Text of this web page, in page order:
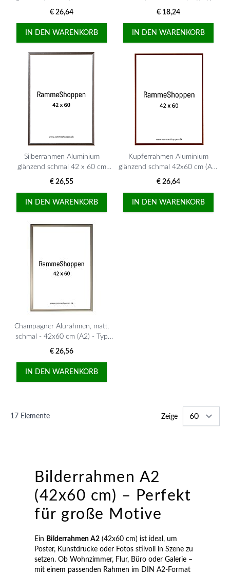
(A2), Typ 9017
€ 26,64
IN DEN WARENKORB
9006
€ 18,24
IN DEN WARENKORB
Silberrahmen Aluminium
glänzend schmal 42 x 60 cm
(A2) Typ 9013
€ 26,55
IN DEN WARENKORB
Kupferrahmen Aluminium
glänzend schmal 42x60 cm (A2)
Typ 9022
€ 26,64
IN DEN WARENKORB
Champagner Alurahmen, matt,
schmal - 42x60 cm (A2) - Typ
9042
€ 26,56
IN DEN WARENKORB
17 Elemente Zeige
Bilderrahmen A2
(42x60 cm) – Perfekt
für große Motive
Ein Bilderrahmen A2 (42x60 cm) ist ideal, um
Poster, Kunstdrucke oder Fotos stilvoll in Szene zu
setzen. Ob Wohnzimmer, Flur, Büro oder Galerie –
mit einem passenden Rahmen im DIN A2-Format